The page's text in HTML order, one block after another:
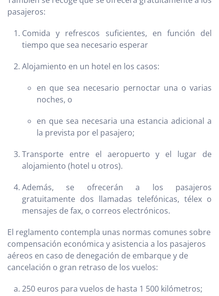
pasajeros:
Comida y refrescos suficientes, en función del
tiempo que sea necesario esperar
Alojamiento en un hotel en los casos:
en que sea necesario pernoctar una o varias
noches, o
en que sea necesaria una estancia adicional a
la prevista por el pasajero;
Transporte entre el aeropuerto y el lugar de
alojamiento (hotel u otros).
Además, se ofrecerán a los pasajeros
gratuitamente dos llamadas telefónicas, télex o
mensajes de fax, o correos electrónicos.
El reglamento contempla unas normas comunes sobre
compensación económica y asistencia a los pasajeros
aéreos en caso de denegación de embarque y de
cancelación o gran retraso de los vuelos:
250 euros para vuelos de hasta 1 500 kilómetros;